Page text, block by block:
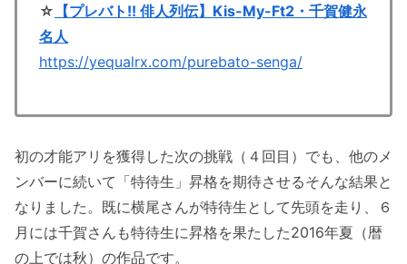
☆ 【プレバト!! 俳人列伝】Kis-My-Ft2・千賀健永
名人
https://yequalrx.com/purebato-senga/
初の才能アリを獲得した次の挑戦（４回目）でも、他のメ
ンバーに続いて「特待生」昇格を期待させるそんな結果と
なりました。既に横尾さんが特待生として先頭を走り、６
月には千賀さんも特待生に昇格を果たした2016年夏（暦
の上では秋）の作品です。